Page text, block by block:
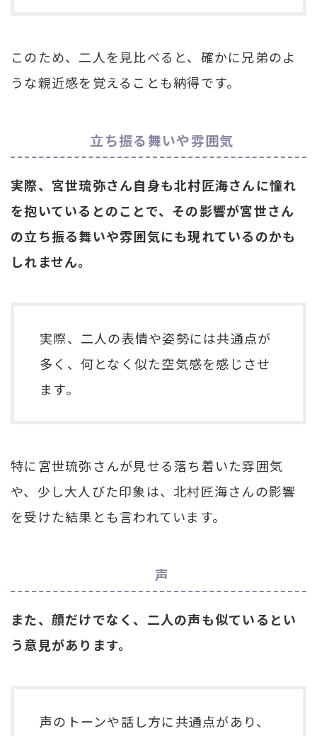
このため、二人を見比べると、確かに兄弟のよ
うな親近感を覚えることも納得です。
立ち振る舞いや雰囲気
実際、宮世琉弥さん自身も北村匠海さんに憧れ
を抱いているとのことで、その影響が宮世さん
の立ち振る舞いや雰囲気にも現れているのかも
しれません。
実際、二人の表情や姿勢には共通点が
多く、何となく似た空気感を感じさせ
ます。
特に宮世琉弥さんが見せる落ち着いた雰囲気
や、少し大人びた印象は、北村匠海さんの影響
を受けた結果とも言われています。
声
また、顔だけでなく、二人の声も似ているとい
う意見があります。
声のトーンや話し方に共通点があり、